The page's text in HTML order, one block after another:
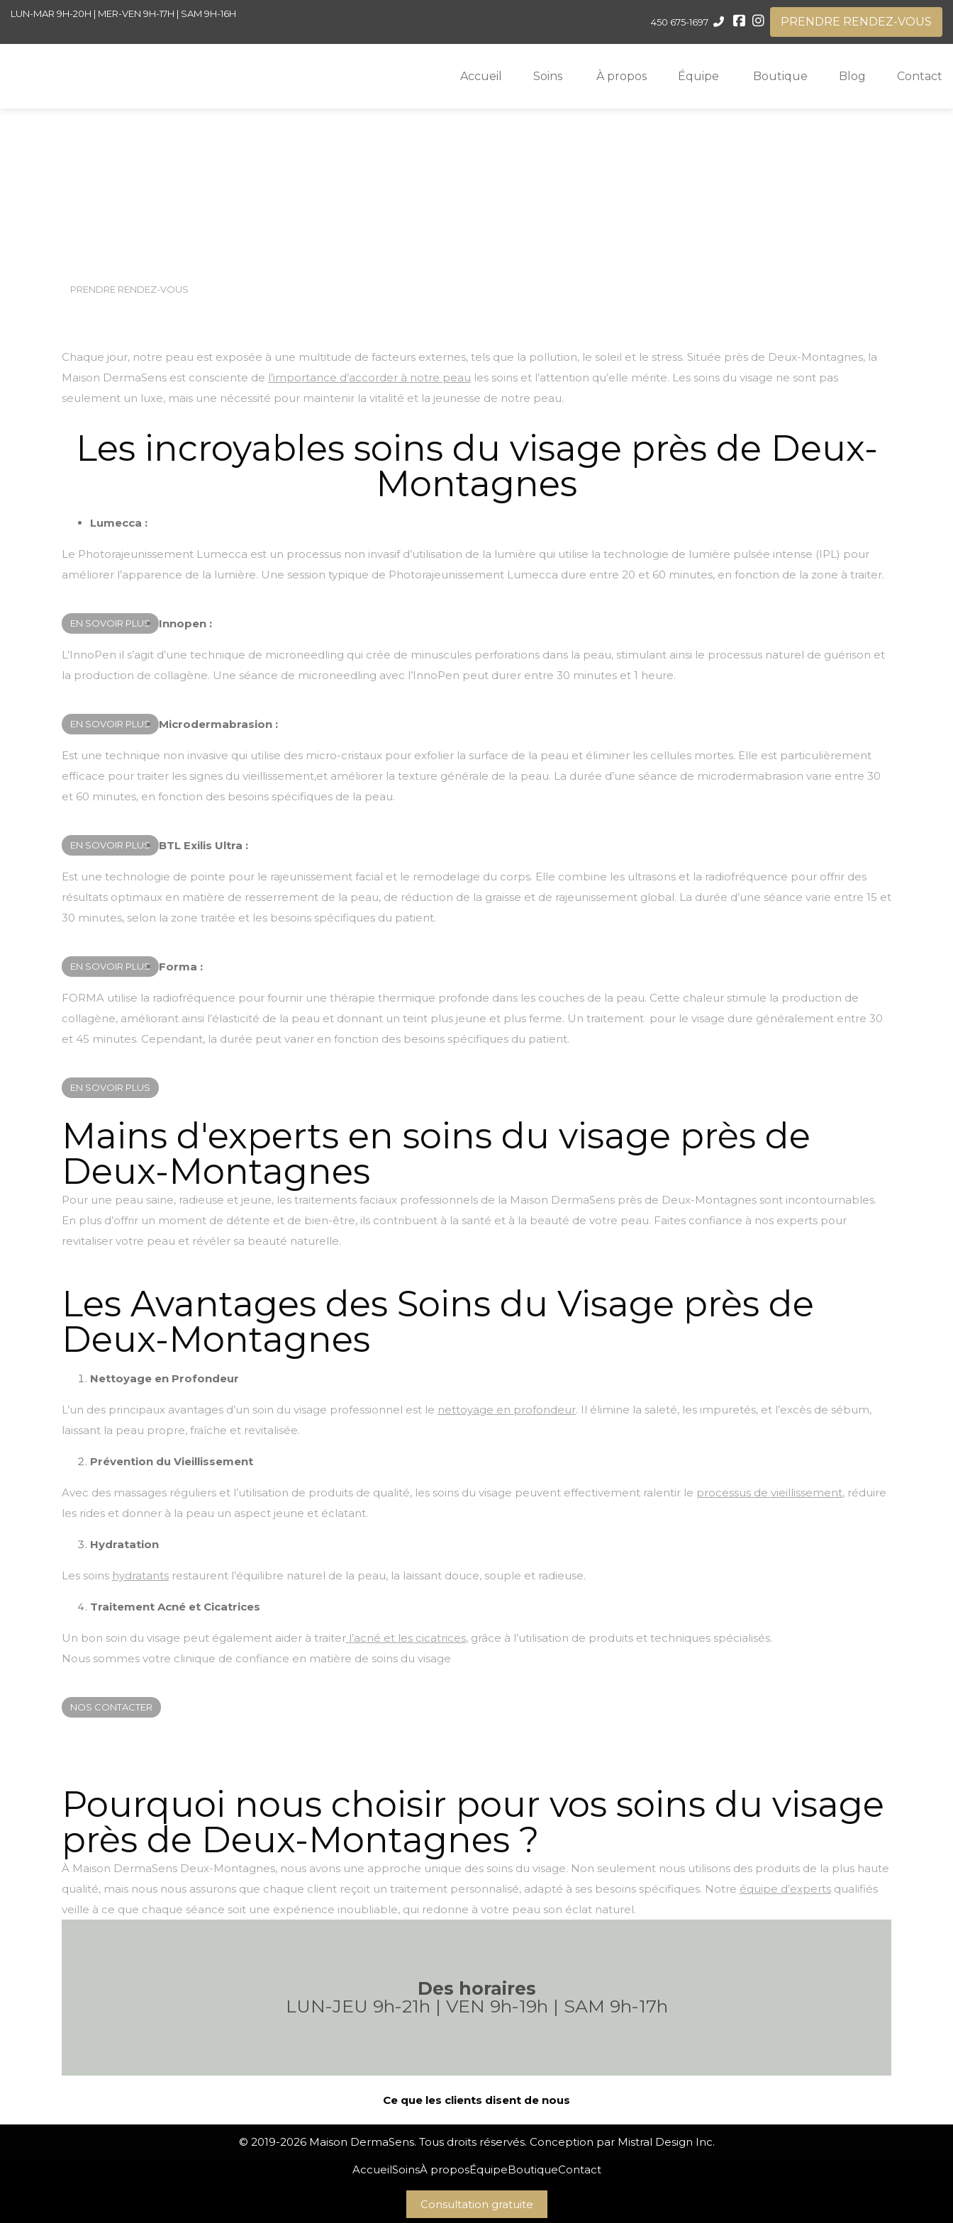
LUN-MAR 9H-20H | MER-VEN 9H-17H | SAM 9H-16H
450 675-1697 PRENDRE RENDEZ-VOUS
Accueil Soins À propos Équipe Boutique Blog Contact
PRENDRE RENDEZ-VOUS
Chaque jour, notre peau est exposée à une multitude de facteurs externes, tels que la pollution, le soleil et le stress. Située près de Deux-Montagnes, la
Maison DermaSens est consciente de l’importance d’accorder à notre peau les soins et l’attention qu’elle mérite. Les soins du visage ne sont pas
seulement un luxe, mais une nécessité pour maintenir la vitalité et la jeunesse de notre peau.
Les incroyables soins du visage près de Deux-
Montagnes
Lumecca :
Le Photorajeunissement Lumecca est un processus non invasif d’utilisation de la lumière qui utilise la technologie de lumière pulsée intense (IPL) pour
améliorer l’apparence de la lumière. Une session typique de Photorajeunissement Lumecca dure entre 20 et 60 minutes, en fonction de la zone à traiter.
EN SOVOIR PLUS Innopen :
L’InnoPen il s’agit d’une technique de microneedling qui crée de minuscules perforations dans la peau, stimulant ainsi le processus naturel de guérison et
la production de collagène. Une séance de microneedling avec l’InnoPen peut durer entre 30 minutes et 1 heure.
EN SOVOIR PLUS Microdermabrasion :
Est une technique non invasive qui utilise des micro-cristaux pour exfolier la surface de la peau et éliminer les cellules mortes. Elle est particulièrement
efficace pour traiter les signes du vieillissement,et améliorer la texture générale de la peau. La durée d’une séance de microdermabrasion varie entre 30
et 60 minutes, en fonction des besoins spécifiques de la peau.
EN SOVOIR PLUS BTL Exilis Ultra :
Est une technologie de pointe pour le rajeunissement facial et le remodelage du corps. Elle combine les ultrasons et la radiofréquence pour offrir des
résultats optimaux en matière de resserrement de la peau, de réduction de la graisse et de rajeunissement global. La durée d’une séance varie entre 15 et
30 minutes, selon la zone traitée et les besoins spécifiques du patient.
EN SOVOIR PLUS Forma :
FORMA utilise la radiofréquence pour fournir une thérapie thermique profonde dans les couches de la peau. Cette chaleur stimule la production de
collagène, améliorant ainsi l’élasticité de la peau et donnant un teint plus jeune et plus ferme. Un traitement pour le visage dure généralement entre 30
et 45 minutes. Cependant, la durée peut varier en fonction des besoins spécifiques du patient.
EN SOVOIR PLUS
Mains d'experts en soins du visage près de
Deux-Montagnes
Pour une peau saine, radieuse et jeune, les traitements faciaux professionnels de la Maison DermaSens près de Deux-Montagnes sont incontournables.
En plus d’offrir un moment de détente et de bien-être, ils contribuent à la santé et à la beauté de votre peau. Faites confiance à nos experts pour
revitaliser votre peau et révéler sa beauté naturelle.
Les Avantages des Soins du Visage près de
Deux-Montagnes
Nettoyage en Profondeur
L’un des principaux avantages d’un soin du visage professionnel est le nettoyage en profondeur. Il élimine la saleté, les impuretés, et l’excès de sébum,
laissant la peau propre, fraîche et revitalisée.
Prévention du Vieillissement
Avec des massages réguliers et l’utilisation de produits de qualité, les soins du visage peuvent effectivement ralentir le processus de vieillissement, réduire
les rides et donner à la peau un aspect jeune et éclatant.
Hydratation
Les soins hydratants restaurent l’équilibre naturel de la peau, la laissant douce, souple et radieuse.
Traitement Acné et Cicatrices
Un bon soin du visage peut également aider à traiter l’acné et les cicatrices, grâce à l’utilisation de produits et techniques spécialisés.
Nous sommes votre clinique de confiance en matière de soins du visage
NOS CONTACTER
Pourquoi nous choisir pour vos soins du visage
près de Deux-Montagnes ?
À Maison DermaSens Deux-Montagnes, nous avons une approche unique des soins du visage. Non seulement nous utilisons des produits de la plus haute
qualité, mais nous nous assurons que chaque client reçoit un traitement personnalisé, adapté à ses besoins spécifiques. Notre équipe d’experts qualifiés
veille à ce que chaque séance soit une expérience inoubliable, qui redonne à votre peau son éclat naturel.
Des horaires
LUN-JEU 9h-21h | VEN 9h-19h | SAM 9h-17h
Ce que les clients disent de nous
© 2019-2026 Maison DermaSens. Tous droits réservés. Conception par Mistral Design Inc.
AccueilSoinsÀ proposÉquipeBoutiqueContact
Consultation gratuite